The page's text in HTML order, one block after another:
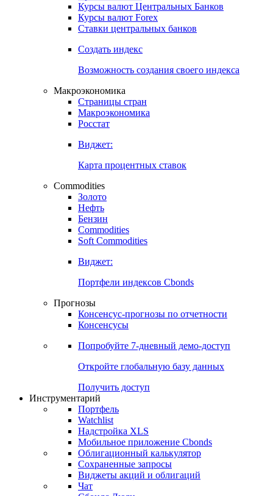
Индикаторы рынка
Поиск индексов
Курсы валют Центральных Банков
Ставки центральных банков
Создать индекс
Возможность создания своего индекса
Страницы стран
Росстат
Виджет:
Карта процентных ставок
Commodities
Золото
Бензин
Soft Commodities
Виджет:
Портфели индексов Cbonds
Прогнозы
Консенсусы
Попробуйте7-дневный
Откройте глобальную базу данных
Получить доступ
Инструментарий
Портфель
Watchlist
Надстройка XLS
Мобильное приложение Cbonds